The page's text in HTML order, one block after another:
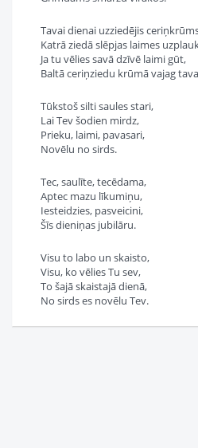
Tavai dienai uzziedējis
Katrā ziedā slēpjas laimes
Ja tu vēlies savā dzīvē laimi gūt,
Baltā ceriņziedu krūmā vajag
Tūkstoš silti saules stari,
Lai Tev šodien mirdz,
Prieku, laimi, pavasari,
Novēlu no sirds.
Tec, saulīte, tecēdama,
Aptec mazu līkumiņu,
Iesteidzies, pasveicini,
Šīs dieniņas jubilāru.
Visu to labo un skaisto,
Visu, ko vēlies Tu sev,
To šajā skaistajā dienā,
No sirds es novēlu Tev.